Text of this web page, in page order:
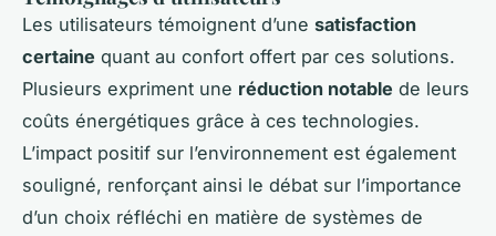
Les utilisateurs témoignent d’une satisfaction
certaine quant au confort offert par ces solutions.
Plusieurs expriment une réduction notable de leurs
coûts énergétiques grâce à ces technologies.
L’impact positif sur l’environnement est également
souligné, renforçant ainsi le débat sur l’importance
d’un choix réfléchi en matière de systèmes de